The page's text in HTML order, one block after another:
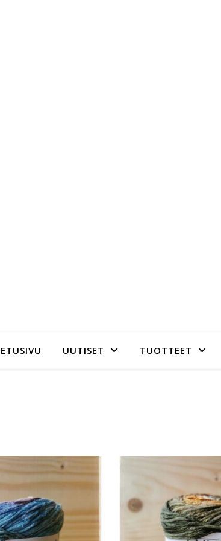
ETUSIVU UUTISET TUOTTEET